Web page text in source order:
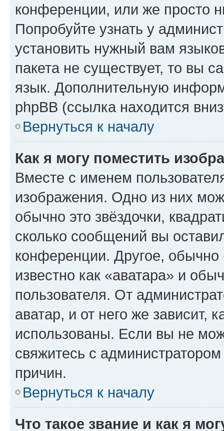
конференции, или же просто
Попробуйте узнать у
установить нужный вам
пакета не существует, то вы
язык. Дополнительную
phpBB (ссылка находится
Вернуться к началу
Как я могу поместить
Вместе с именем
изображения. Одно из них
обычно это звёздочки,
сколько сообщений вы
конференции. Другое,
известно как «аватара» и
пользователя. От
аватар, и от него же зависит,
использованы. Если вы не
свяжитесь с
причин.
Вернуться к началу
Что такое звание и как я